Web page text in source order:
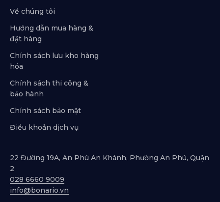
Về chúng tôi
Hướng dẫn mua hàng &
đặt hàng
Chính sách lưu kho hàng
hóa
Chính sách thi công &
bảo hành
Chính sách bảo mật
Điều khoản dịch vụ
22 Đường 19A, An Phú An Khánh, Phường An Phú, Quận
2
028 6660 9009
info@bonario.vn